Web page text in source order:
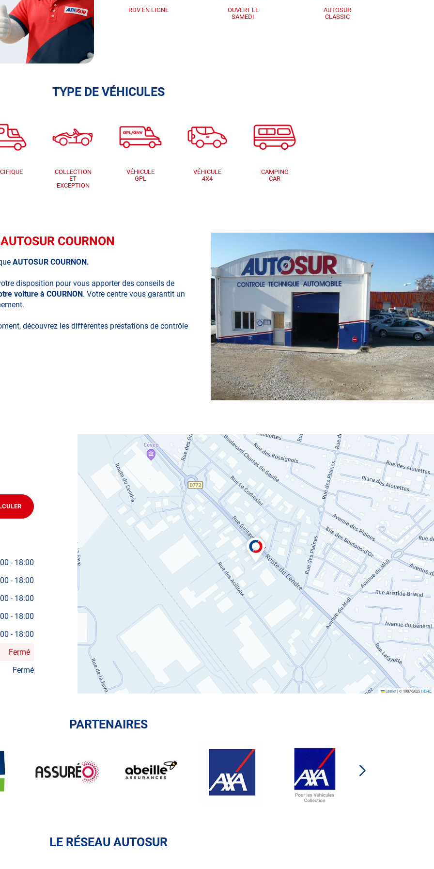
RDV EN LIGNE
OUVERT LE
SAMEDI
AUTOSUR
CLASSIC
TYPE DE VÉHICULES
COLLECTION
ET
EXCEPTION
VÉHICULE
GPL
VÉHICULE
4X4
CAMPING
CAR
COURNON
AUTOSUR COURNON.
disposition pour vous apporter des conseils de
voiture à COURNON. Votre centre vous garantit un
découvrez les différentes prestations de contrôle
votre véhicule : Prenez RDV dans votrecentre de
JUSQU'AU
POINT
- 18:00
- 18:00
- 18:00
- 18:00
- 18:00
Fermé
Fermé
Leaflet|© 1987-2025HERE
PARTENAIRES
LE RÉSEAU AUTOSUR